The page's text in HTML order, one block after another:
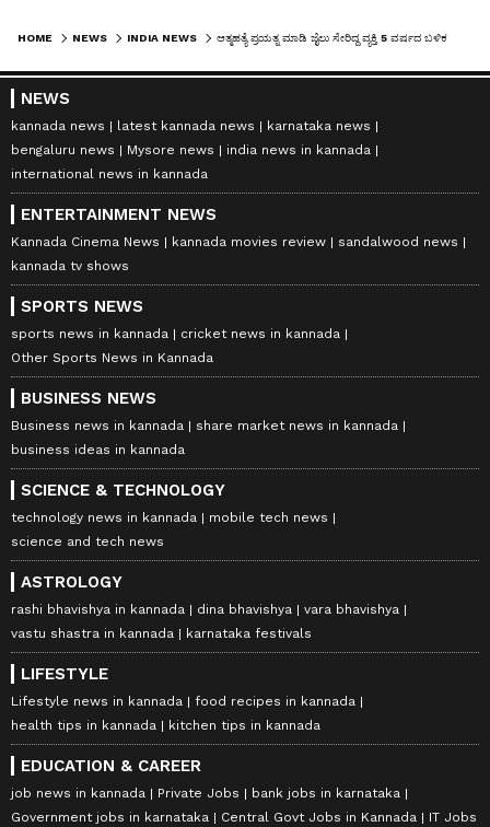
HOME NEWS INDIA NEWS
NEWS
kannada news latest kannada news
karnataka news
bengaluru news
Mysore news
india news in kannada
international news in kannada
ENTERTAINMENT NEWS
Kannada Cinema News kannada movies review
sandalwood news
kannada tv shows
SPORTS NEWS
sports news in kannada
cricket news in kannada
Other Sports News in Kannada
BUSINESS NEWS
Business news in kannada
share market news in kannada
business ideas in kannada
SCIENCE & TECHNOLOGY
technology news in kannada
mobile tech news
science and tech news
ASTROLOGY
rashi bhavishya in kannada dina bhavishya
vara bhavishya
vastu shastra in kannada
karnataka festivals
LIFESTYLE
Lifestyle news in kannada
food recipes in kannada
health tips in kannada
kitchen tips in kannada
EDUCATION & CAREER
job news in kannada Private Jobs
bank jobs in karnataka
Government jobs in karnataka
Central Govt Jobs in Kannada IT Jobs